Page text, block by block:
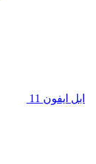
ابل ايفون 11